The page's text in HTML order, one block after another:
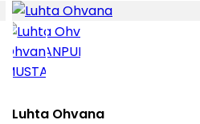
Luhta Ohvana